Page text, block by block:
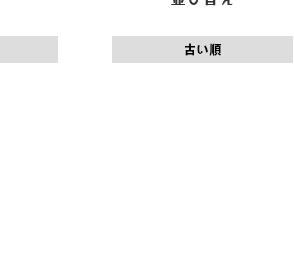
古い順